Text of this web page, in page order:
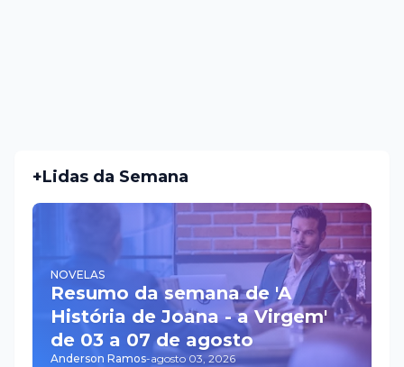
+Lidas da Semana
NOVELAS
Resumo da semana de 'A
História de Joana - a Virgem'
de 03 a 07 de agosto
Anderson Ramos-agosto 03, 2026